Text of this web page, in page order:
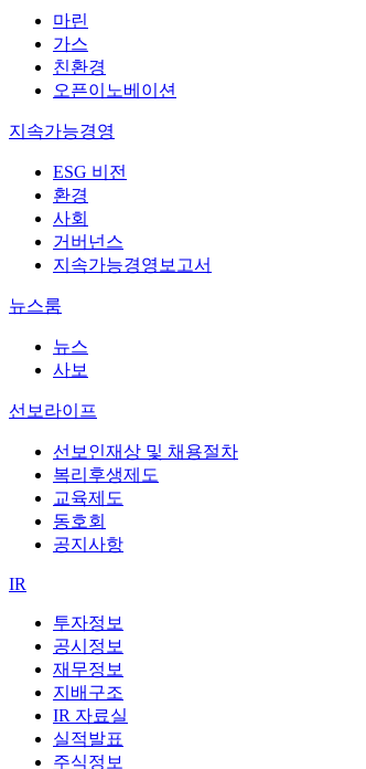
마린
가스
친환경
오픈이노베이션
지속가능경영
ESG 비전
환경
사회
거버넌스
지속가능경영보고서
뉴스룸
뉴스
사보
선보라이프
선보인재상 및 채용절차
복리후생제도
교육제도
동호회
공지사항
IR
투자정보
공시정보
재무정보
지배구조
IR 자료실
실적발표
주식정보